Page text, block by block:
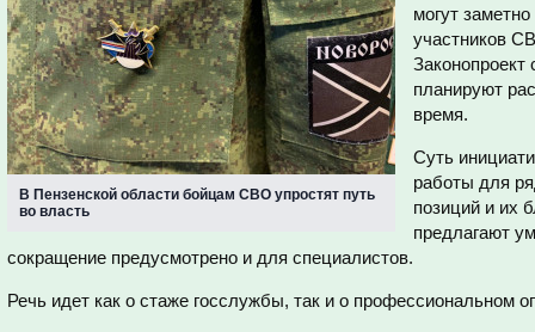
В Пензенской области бойцам СВО упростят путь
во власть
могут
участников
планируют
время.
Суть
работы для
позиций и их
предлагают
сокращение предусмотрено и для специалистов.
Речь идет как о стаже госслужбы, так и о профессиональном